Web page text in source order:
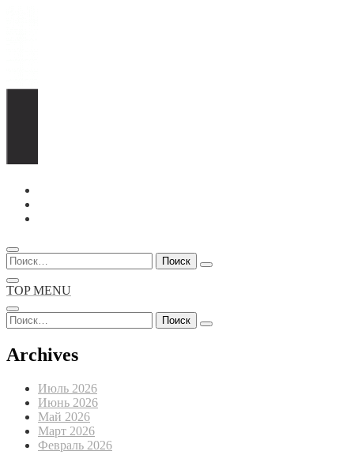
Перейти
содержимому
Найти:
TOP MENU
Найти:
Archives
Июль 2026
Июнь 2026
Май 2026
Март 2026
Февраль 2026